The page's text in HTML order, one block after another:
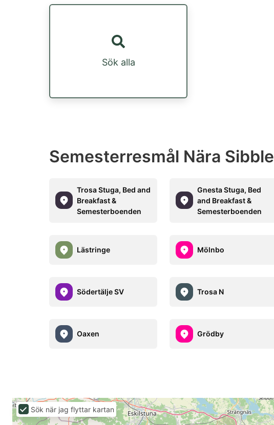
Sök alla
Semesterresmål Nära Sibble
Trosa Stuga, Bed and
Breakfast &
Semesterboenden
Gnesta Stuga, Bed
and Breakfast &
Semesterboenden
Lästringe Mölnbo
Södertälje SV Trosa N
Oaxen Grödby
Sök när jag flyttar kartan